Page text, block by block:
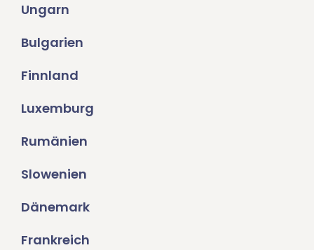
Ungarn
Bulgarien
Finnland
Luxemburg
Rumänien
Slowenien
Dänemark
Frankreich